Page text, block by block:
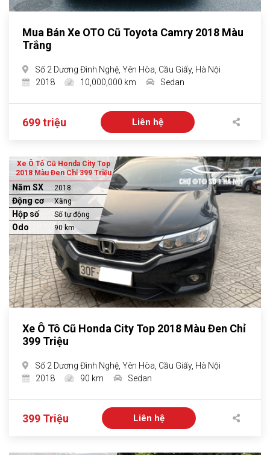
Mua Bán Xe OTO Cũ Toyota Camry 2018 Màu
Trắng
Số 2 Dương Đình Nghệ, Yên Hòa, Cầu Giấy, Hà Nội
2018
10,000,000 km Sedan
699 triệu Liên hệ
Xe Ô Tô Cũ Honda City Top
2018 Màu Đen Chỉ 399 Triệu
Năm SX 2018
Động cơ Xăng
Hộp số Số tự động
Odo 90 km
Xe Ô Tô Cũ Honda City Top 2018 Màu Đen Chỉ
399 Triệu
Số 2 Dương Đình Nghệ, Yên Hòa, Cầu Giấy, Hà Nội
2018
90 km Sedan
399 Triệu Liên hệ